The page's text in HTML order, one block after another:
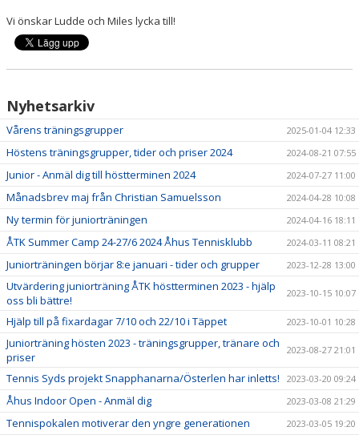
Vi önskar Ludde och Miles lycka till!
Nyhetsarkiv
Vårens träningsgrupper 2025-01-04 12:33
Höstens träningsgrupper, tider och priser 2024 2024-08-21 07:55
Junior - Anmäl dig till höstterminen 2024 2024-07-27 11:00
Månadsbrev maj från Christian Samuelsson 2024-04-28 10:08
Ny termin för juniorträningen 2024-04-16 18:11
ÅTK Summer Camp 24-27/6 2024 Åhus Tennisklubb 2024-03-11 08:21
Juniorträningen börjar 8:e januari - tider och grupper 2023-12-28 13:00
Utvärdering juniorträning ÅTK höstterminen 2023 - hjälp
oss bli bättre!
2023-10-15 10:07
Hjälp till på fixardagar 7/10 och 22/10 i Täppet 2023-10-01 10:28
Juniorträning hösten 2023 - träningsgrupper, tränare och
priser
2023-08-27 21:01
Tennis Syds projekt Snapphanarna/Österlen har inletts! 2023-03-20 09:24
Åhus Indoor Open - Anmäl dig 2023-03-08 21:29
Tennispokalen motiverar den yngre generationen 2023-03-05 19:20